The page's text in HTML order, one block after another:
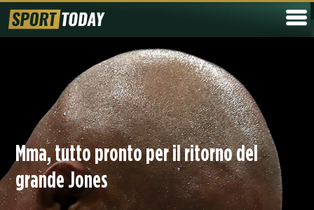
Mma, tutto pronto per il ritorno del
grande Jones